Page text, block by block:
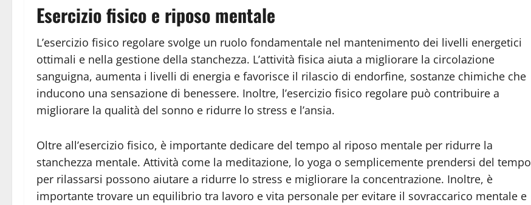
Esercizio fisico e riposo mentale
L’esercizio fisico regolare svolge un ruolo fondamentale nel mantenimento dei livelli energetici
ottimali e nella gestione della stanchezza. L’attività fisica aiuta a migliorare la circolazione
sanguigna, aumenta i livelli di energia e favorisce il rilascio di endorfine, sostanze chimiche che
inducono una sensazione di benessere. Inoltre, l’esercizio fisico regolare può contribuire a
migliorare la qualità del sonno e ridurre lo stress e l’ansia.
Oltre all’esercizio fisico, è importante dedicare del tempo al riposo mentale per ridurre la
stanchezza mentale. Attività come la meditazione, lo yoga o semplicemente prendersi del tempo
per rilassarsi possono aiutare a ridurre lo stress e migliorare la concentrazione. Inoltre, è
importante trovare un equilibrio tra lavoro e vita personale per evitare il sovraccarico mentale e